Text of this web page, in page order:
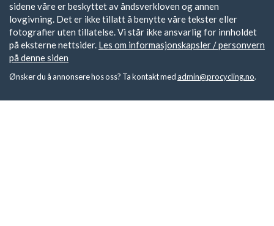
sidene våre er beskyttet av åndsverkloven og annen
lovgivning. Det er ikke tillatt å benytte våre tekster eller
fotografier uten tillatelse. Vi står ikke ansvarlig for innholdet
på eksterne nettsider. Les om informasjonskapsler / personvern
på denne siden
Ønsker du å annonsere hos oss? Ta kontakt medadmin@procycling.no.